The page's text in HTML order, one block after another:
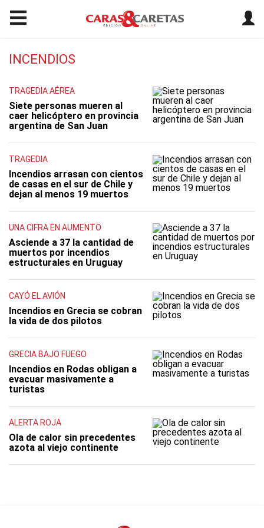
INCENDIOS
TRAGEDIA AÉREA
Siete personas mueren al
caer helicóptero en provincia
argentina de San Juan
TRAGEDIA
Incendios arrasan con cientos
de casas en el sur de Chile y
dejan al menos 19 muertos
UNA CIFRA EN AUMENTO
Asciende a 37 la cantidad de
muertos por incendios
estructurales en Uruguay
CAYÓ EL AVIÓN
Incendios en Grecia se cobran
la vida de dos pilotos
GRECIA BAJO FUEGO
Incendios en Rodas obligan a
evacuar masivamente a
turistas
ALERTA ROJA
Ola de calor sin precedentes
azota al viejo continente